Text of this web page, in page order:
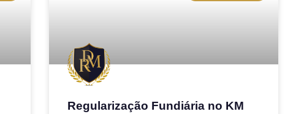
Regularização Fundiária no KM